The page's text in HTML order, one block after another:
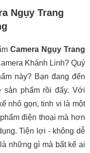
Ngụy Trang
Camera Ngụy Trang
Khánh Linh? Quý
này? Bạn đang đến
phẩm rồi đấy. Với
nhỏ gọn, tinh vi là một
điện thoại mà hơn
Tiện lợi - không dễ
những gì mà bất kể ai